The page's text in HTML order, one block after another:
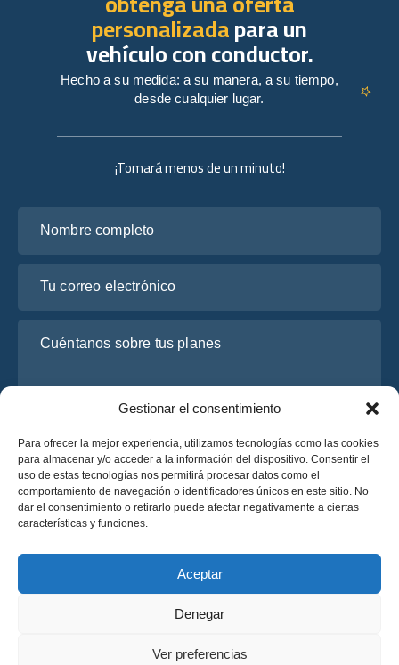
Gestionar el consentimiento
Para ofrecer la mejor experiencia, utilizamos tecnologías como las cookies
para almacenar y/o acceder a la información del dispositivo. Consentir el
uso de estas tecnologías nos permitirá procesar datos como el
comportamiento de navegación o identificadores únicos en este sitio. No
dar el consentimiento o retirarlo puede afectar negativamente a ciertas
características y funciones.
Aceptar
Denegar
Ver preferencias
© 2025 OsaBus © Todos los derechos reservados.
¡Tomará menos de un minuto!
He leído y acepto laPolítica de Privacidadde OsaBus.
Solicite un presupuesto
Solicite un presupuesto
personalizadapara un
vehículo con conductor.
Hecho a su medida: a su manera, a su tiempo,
desde cualquier lugar.